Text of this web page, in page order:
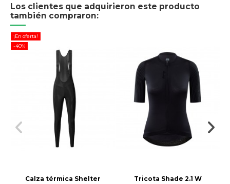
Los clientes que adquirieron este producto
también compraron:
¡En oferta!
-40%
Calza térmica Shelter Tricota Shade 2.1 W